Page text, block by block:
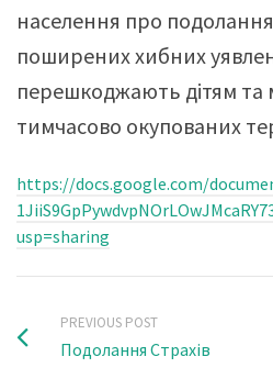
населення про подолання
поширених хибних
перешкоджають дітям та
тимчасово окупованих
https://docs.google.com/
usp=sharing
PREVIOUS POST
Подолання Страхів